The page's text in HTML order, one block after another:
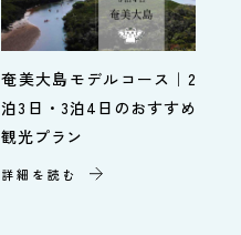
奄美大島モデルコース｜2
泊3日・3泊4日のおすすめ
観光プラン
詳細を読む